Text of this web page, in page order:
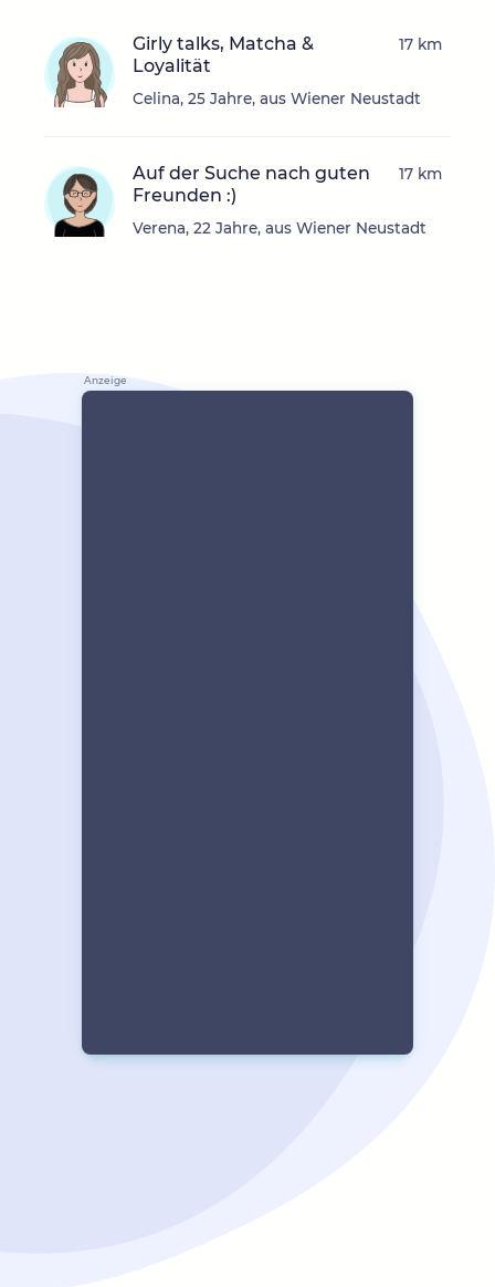
Girly talks, Matcha &
Loyalität
Celina, 25 Jahre, aus Wiener Neustadt
17 km
Auf der Suche nach guten
Freunden :)
Verena, 22 Jahre, aus Wiener Neustadt
17 km